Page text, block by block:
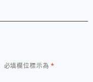
必填欄位標示為*